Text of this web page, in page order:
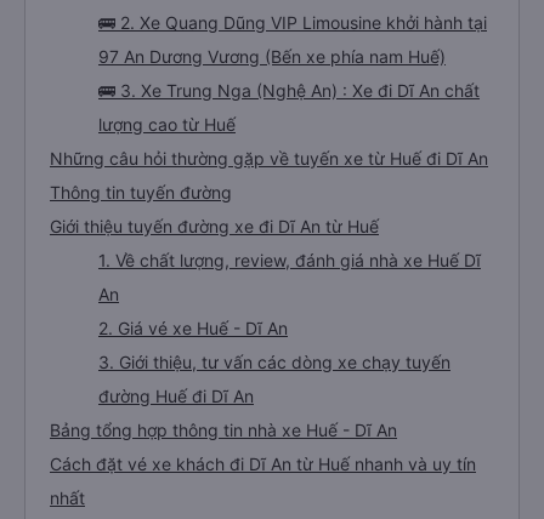
🚌 2. Xe Quang Dũng VIP Limousine khởi hành tại
97 An Dương Vương (Bến xe phía nam Huế)
🚌 3. Xe Trung Nga (Nghệ An) : Xe đi Dĩ An chất
lượng cao từ Huế
Những câu hỏi thường gặp về tuyến xe từ Huế đi Dĩ An
Thông tin tuyến đường
Giới thiệu tuyến đường xe đi Dĩ An từ Huế
1. Về chất lượng, review, đánh giá nhà xe Huế Dĩ
An
2. Giá vé xe Huế - Dĩ An
3. Giới thiệu, tư vấn các dòng xe chạy tuyến
đường Huế đi Dĩ An
Bảng tổng hợp thông tin nhà xe Huế - Dĩ An
Cách đặt vé xe khách đi Dĩ An từ Huế nhanh và uy tín
nhất